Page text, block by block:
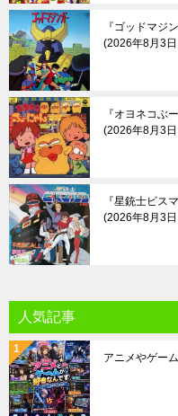
『ゴッドマジ
2026年8月3
『オヨネコぶ
2026年8月3
『星銃士ビス
2026年8月3
人気記事
アニメやゲー